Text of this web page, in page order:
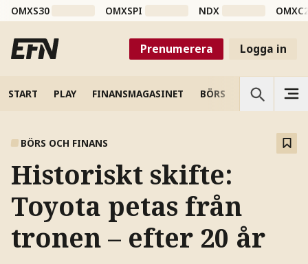
OMXS30 OMXSPI NDX
Prenumerera Logga in
START PLAY FINANSMAGASINET BÖRS VETENSKAP
BÖRS OCH FINANS
Historiskt skifte:
Toyota petas från
tronen – efter 20 år